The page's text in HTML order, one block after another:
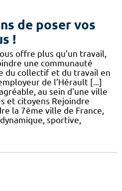
de poser vos
!
offre plus qu’un travail,
une communauté
du collectif et du travail en
de l’Hérault [...]
au sein d'une ville
et citoyens Rejoindre
la 7ème ville de France,
sportive,